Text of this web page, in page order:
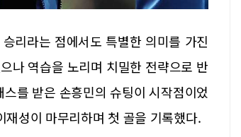
리라는 점에서도 특별한 의미를 가진
나 역습을 노리며 치밀한 전략으로 반
를 받은 손흥민의 슈팅이 시작점이었
성이 마무리하며 첫 골을 기록했다.